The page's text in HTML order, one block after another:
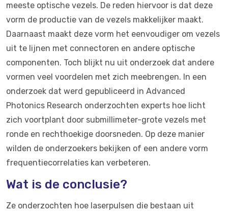
meeste optische vezels. De reden hiervoor is dat deze
vorm de productie van de vezels makkelijker maakt.
Daarnaast maakt deze vorm het eenvoudiger om vezels
uit te lijnen met connectoren en andere optische
componenten. Toch blijkt nu uit onderzoek dat andere
vormen veel voordelen met zich meebrengen. In een
onderzoek dat werd gepubliceerd in Advanced
Photonics Research onderzochten experts hoe licht
zich voortplant door submillimeter-grote vezels met
ronde en rechthoekige doorsneden. Op deze manier
wilden de onderzoekers bekijken of een andere vorm
frequentiecorrelaties kan verbeteren.
Wat is de conclusie?
Ze onderzochten hoe laserpulsen die bestaan uit